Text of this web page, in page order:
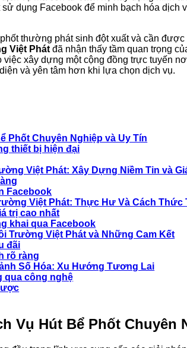
dụng Facebook để minh bạch hóa
thường phát sinh đột xuất và cần
Việt Phát đã nhận thấy tầm quan trọng
xây dựng một cộng đồng trực tuyến
và yên tâm hơn khi lựa chọn dịch vụ.
Phốt Chuyên Nghiệp và Uy Tín
thiết bị hiện đại
Việt Phát: Xây Dựng Niềm Tin và
Facebook
Việt Phát: Thực Hư Và Cách Thức
trị cao nhất
khai qua Facebook
Trường Việt Phát và Những Cam Kết
đãi
rõ ràng
Số Hóa: Xu Hướng Tương Lai
qua công nghệ
Vụ Hút Bể Phốt Chuyên